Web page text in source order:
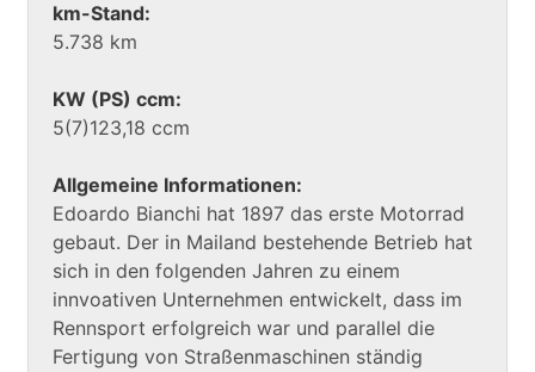
km-Stand:
5.738 km
KW (PS) ccm:
5(7)123,18 ccm
Allgemeine Informationen:
Edoardo Bianchi hat 1897 das erste Motorrad
gebaut. Der in Mailand bestehende Betrieb hat
sich in den folgenden Jahren zu einem
innvoativen Unternehmen entwickelt, dass im
Rennsport erfolgreich war und parallel die
Fertigung von Straßenmaschinen ständig